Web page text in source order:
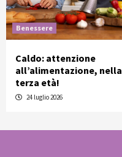
Benessere
Caldo: attenzione
all’alimentazione, nella
terza età!
24 luglio 2026